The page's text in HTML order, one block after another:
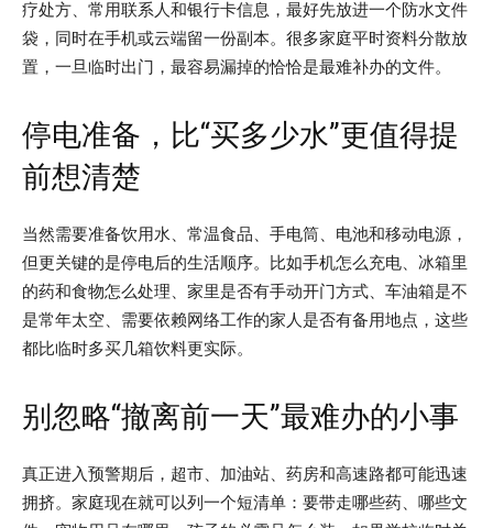
疗处方、常用联系人和银行卡信息，最好先放进一个防水文件
袋，同时在手机或云端留一份副本。很多家庭平时资料分散放
置，一旦临时出门，最容易漏掉的恰恰是最难补办的文件。
停电准备，比“买多少水”更值得提
前想清楚
当然需要准备饮用水、常温食品、手电筒、电池和移动电源，
但更关键的是停电后的生活顺序。比如手机怎么充电、冰箱里
的药和食物怎么处理、家里是否有手动开门方式、车油箱是不
是常年太空、需要依赖网络工作的家人是否有备用地点，这些
都比临时多买几箱饮料更实际。
别忽略“撤离前一天”最难办的小事
真正进入预警期后，超市、加油站、药房和高速路都可能迅速
拥挤。家庭现在就可以列一个短清单：要带走哪些药、哪些文